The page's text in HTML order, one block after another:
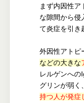
まず内因性
な隙間から侵
て炎症を引き
外因性アトピ
などの大きな
レルゲンへの
グリンが弱く
持つ人が発症